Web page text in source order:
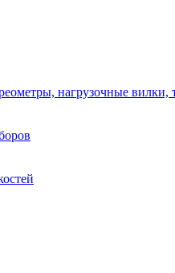
нагрузочные вилки,